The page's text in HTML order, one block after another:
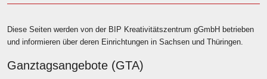
Diese Seiten werden von der BIP Kreativitätszentrum gGmbH betrieben
und informieren über deren Einrichtungen in Sachsen und Thüringen.
Ganztagsangebote (GTA)